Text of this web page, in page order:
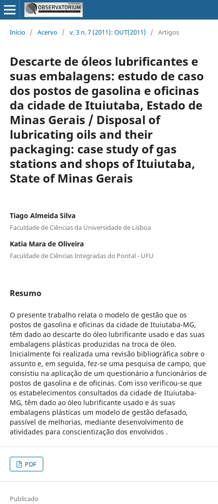
Início / Acervo / v. 3 n. 7 (2011): OUT(2011) / Artigos
Descarte de óleos lubrificantes e
suas embalagens: estudo de caso
dos postos de gasolina e oficinas
da cidade de Ituiutaba, Estado de
Minas Gerais / Disposal of
lubricating oils and their
packaging: case study of gas
stations and shops of Ituiutaba,
State of Minas Gerais
Tiago Almeida Silva
Faculdade de Ciências da Universidade de Lisboa
Katia Mara de Oliveira
Faculdade de Ciências Integradas do Pontal - UFU
Resumo
O presente trabalho relata o modelo de gestão que os
postos de gasolina e oficinas da cidade de Ituiutaba-MG,
têm dado ao descarte do óleo lubrificante usado e das suas
embalagens plásticas produzidas na troca de óleo.
Inicialmente foi realizada uma revisão bibliográfica sobre o
assunto e, em seguida, fez-se uma pesquisa de campo, que
consistiu na aplicação de um questionário a funcionários de
postos de gasolina e de oficinas. Com isso verificou-se que
os estabelecimentos consultados da cidade de Ituiutaba-
MG, têm dado ao óleo lubrificante usado e ás suas
embalagens plásticas um modelo de gestão defasado,
passível de melhorias, mediante desenvolvimento de
atividades para conscientização dos envolvidos .
PDF
Publicado